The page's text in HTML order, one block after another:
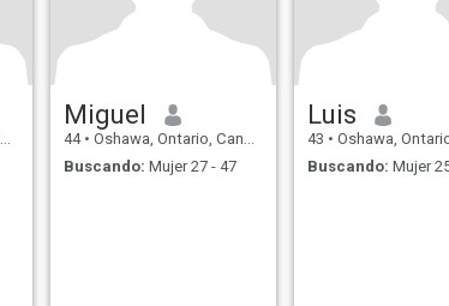
Miguel
44 • Oshawa, Ontario, Canadá
Buscando: Mujer 27 - 47
Luis
43 • Oshawa, Ontario,
Buscando: Mujer